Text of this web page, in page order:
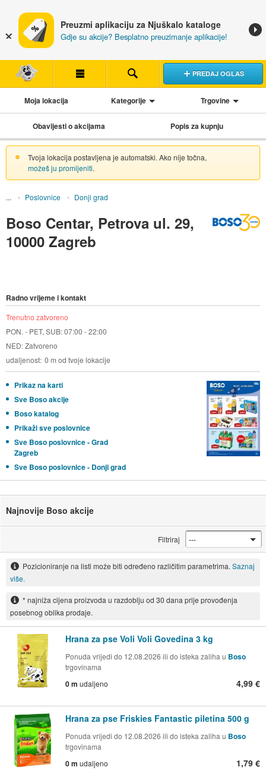
Preuzmi aplikaciju za Njuškalo kataloge
Gdje su akcije? Besplatno preuzimanje aplikacije!
PREDAJ OGLAS
Moja lokacija Kategorije Trgovine
Obavijesti o akcijama Popis za kupnju
Tvoja lokacija postavljena je automatski. Ako nije točna,
možeš ju promijeniti.
Poslovnice Donji grad
Boso Centar, Petrova ul. 29,
10000 Zagreb
Radno vrijeme i kontakt
Trenutno zatvoreno
PON. - PET, SUB: 07:00 - 22:00
NED: Zatvoreno
udaljenost 0 m od tvoje lokacije
Prikaz na karti
Sve Boso akcije
Boso katalog
Prikaži sve poslovnice
Sve Boso poslovnice - Grad
Zagreb
Sve Boso poslovnice - Donji grad
Najnovije Boso akcije
Filtriraj
Pozicioniranje na listi može biti određeno različitim parametrima. Saznaj
više.
* najniža cijena proizvoda u razdoblju od 30 dana prije provođenja
posebnog oblika prodaje.
Hrana za pse Voli Voli Govedina 3 kg
Ponuda vrijedi do 12.08.2026 ili do isteka zaliha u Boso
trgovinama
0 m udaljeno 4,99 €
Hrana za pse Friskies Fantastic piletina 500 g
Ponuda vrijedi do 12.08.2026 ili do isteka zaliha u Boso
trgovinama
0 m udaljeno 1,79 €